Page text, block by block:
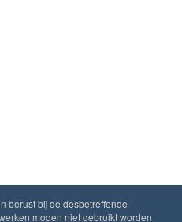
berust bij de desbetreffende
mogen niet gebruikt worden